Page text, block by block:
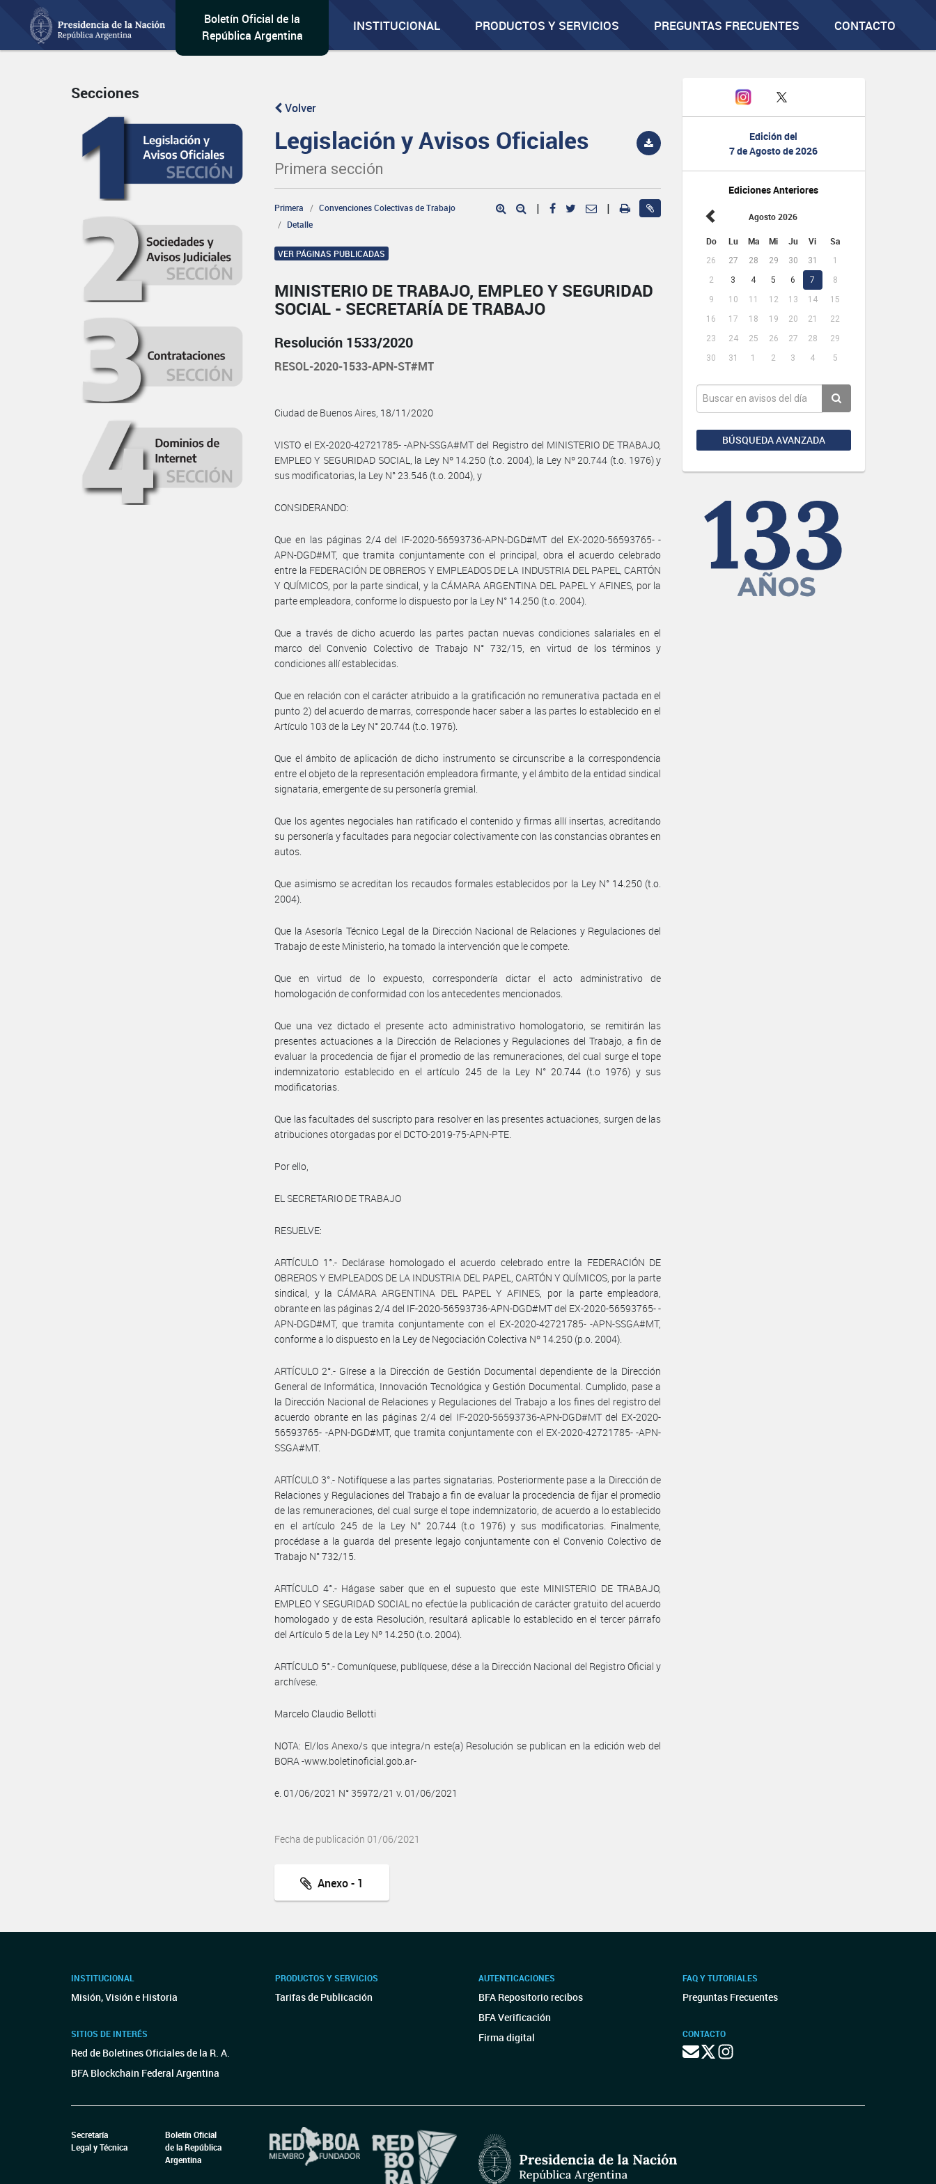
Boletín Oficial de la
República Argentina
INSTITUCIONAL PRODUCTOS Y SERVICIOS PREGUNTAS FRECUENTES CONTACTO
Edición del
7 de Agosto de 2026
Ediciones Anteriores
Agosto 2026
Do Lu Ma Mi Ju Vi Sa
26 27 28 29 30 31
1
2
3 4 5 6 7
8
9
10 11 12 13 14
15
16
17 18 19 20 21
22
23
24 25 26 27 28
29
30
31 1 2 3 4 5
BÚSQUEDA AVANZADA
Secciones
Volver
Legislación y Avisos Oficiales
Primera sección
Primera
Convenciones Colectivas de Trabajo
Detalle
| |
VER PÁGINAS PUBLICADAS
MINISTERIO DE TRABAJO, EMPLEO Y SEGURIDAD
SOCIAL - SECRETARÍA DE TRABAJO
Resolución 1533/2020
RESOL-2020-1533-APN-ST#MT
Ciudad de Buenos Aires, 18/11/2020
VISTO el EX-2020-42721785- -APN-SSGA#MT del Registro del MINISTERIO DE TRABAJO,
EMPLEO Y SEGURIDAD SOCIAL, la Ley Nº 14.250 (t.o. 2004), la Ley Nº 20.744 (t.o. 1976) y
sus modificatorias, la Ley N° 23.546 (t.o. 2004), y
CONSIDERANDO:
Que en las páginas 2/4 del IF-2020-56593736-APN-DGD#MT del EX-2020-56593765- -
APN-DGD#MT, que tramita conjuntamente con el principal, obra el acuerdo celebrado
entre la FEDERACIÓN DE OBREROS Y EMPLEADOS DE LA INDUSTRIA DEL PAPEL, CARTÓN
Y QUÍMICOS, por la parte sindical, y la CÁMARA ARGENTINA DEL PAPEL Y AFINES, por la
parte empleadora, conforme lo dispuesto por la Ley N° 14.250 (t.o. 2004).
Que a través de dicho acuerdo las partes pactan nuevas condiciones salariales en el
marco del Convenio Colectivo de Trabajo N° 732/15, en virtud de los términos y
condiciones allí establecidas.
Que en relación con el carácter atribuido a la gratificación no remunerativa pactada en el
punto 2) del acuerdo de marras, corresponde hacer saber a las partes lo establecido en el
Artículo 103 de la Ley N° 20.744 (t.o. 1976).
Que el ámbito de aplicación de dicho instrumento se circunscribe a la correspondencia
entre el objeto de la representación empleadora firmante, y el ámbito de la entidad sindical
signataria, emergente de su personería gremial.
Que los agentes negociales han ratificado el contenido y firmas allí insertas, acreditando
su personería y facultades para negociar colectivamente con las constancias obrantes en
autos.
Que asimismo se acreditan los recaudos formales establecidos por la Ley N° 14.250 (t.o.
2004).
Que la Asesoría Técnico Legal de la Dirección Nacional de Relaciones y Regulaciones del
Trabajo de este Ministerio, ha tomado la intervención que le compete.
Que en virtud de lo expuesto, correspondería dictar el acto administrativo de
homologación de conformidad con los antecedentes mencionados.
Que una vez dictado el presente acto administrativo homologatorio, se remitirán las
presentes actuaciones a la Dirección de Relaciones y Regulaciones del Trabajo, a fin de
evaluar la procedencia de fijar el promedio de las remuneraciones, del cual surge el tope
indemnizatorio establecido en el artículo 245 de la Ley N° 20.744 (t.o 1976) y sus
modificatorias.
Que las facultades del suscripto para resolver en las presentes actuaciones, surgen de las
atribuciones otorgadas por el DCTO-2019-75-APN-PTE.
Por ello,
EL SECRETARIO DE TRABAJO
RESUELVE:
ARTÍCULO 1°.- Declárase homologado el acuerdo celebrado entre la FEDERACIÓN DE
OBREROS Y EMPLEADOS DE LA INDUSTRIA DEL PAPEL, CARTÓN Y QUÍMICOS, por la parte
sindical, y la CÁMARA ARGENTINA DEL PAPEL Y AFINES, por la parte empleadora,
obrante en las páginas 2/4 del IF-2020-56593736-APN-DGD#MT del EX-2020-56593765- -
APN-DGD#MT, que tramita conjuntamente con el EX-2020-42721785- -APN-SSGA#MT,
conforme a lo dispuesto en la Ley de Negociación Colectiva Nº 14.250 (p.o. 2004).
ARTÍCULO 2°.- Gírese a la Dirección de Gestión Documental dependiente de la Dirección
General de Informática, Innovación Tecnológica y Gestión Documental. Cumplido, pase a
la Dirección Nacional de Relaciones y Regulaciones del Trabajo a los fines del registro del
acuerdo obrante en las páginas 2/4 del IF-2020-56593736-APN-DGD#MT del EX-2020-
56593765- -APN-DGD#MT, que tramita conjuntamente con el EX-2020-42721785- -APN-
SSGA#MT.
ARTÍCULO 3°.- Notifíquese a las partes signatarias. Posteriormente pase a la Dirección de
Relaciones y Regulaciones del Trabajo a fin de evaluar la procedencia de fijar el promedio
de las remuneraciones, del cual surge el tope indemnizatorio, de acuerdo a lo establecido
en el artículo 245 de la Ley N° 20.744 (t.o 1976) y sus modificatorias. Finalmente,
procédase a la guarda del presente legajo conjuntamente con el Convenio Colectivo de
Trabajo N° 732/15.
ARTÍCULO 4°.- Hágase saber que en el supuesto que este MINISTERIO DE TRABAJO,
EMPLEO Y SEGURIDAD SOCIAL no efectúe la publicación de carácter gratuito del acuerdo
homologado y de esta Resolución, resultará aplicable lo establecido en el tercer párrafo
del Artículo 5 de la Ley Nº 14.250 (t.o. 2004).
ARTÍCULO 5°.- Comuníquese, publíquese, dése a la Dirección Nacional del Registro Oficial y
archívese.
Marcelo Claudio Bellotti
NOTA: El/los Anexo/s que integra/n este(a) Resolución se publican en la edición web del
BORA -www.boletinoficial.gob.ar-
e. 01/06/2021 N° 35972/21 v. 01/06/2021
Fecha de publicación 01/06/2021
Anexo - 1
INSTITUCIONAL
Misión, Visión e Historia
SITIOS DE INTERÉS
Red de Boletines Oficiales de la R. A.
BFA Blockchain Federal Argentina
PRODUCTOS Y SERVICIOS
Tarifas de Publicación
AUTENTICACIONES
BFA Repositorio recibos
BFA Verificación
Firma digital
FAQ Y TUTORIALES
Preguntas Frecuentes
CONTACTO
Secretaría
Legal y Técnica
Boletín Oficial
de la República
Argentina